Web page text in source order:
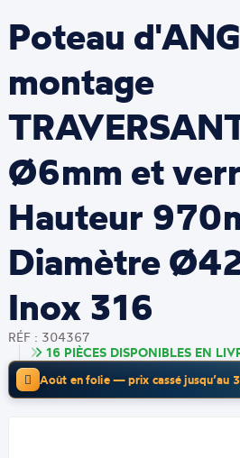
Poteau
montage
Ø6mm et
Hauteur
Diamètre
Inox 316
RÉF : 304367
16 PIÈCES DISPONIBLES EN
Août en folie — prix cassé jusqu’au